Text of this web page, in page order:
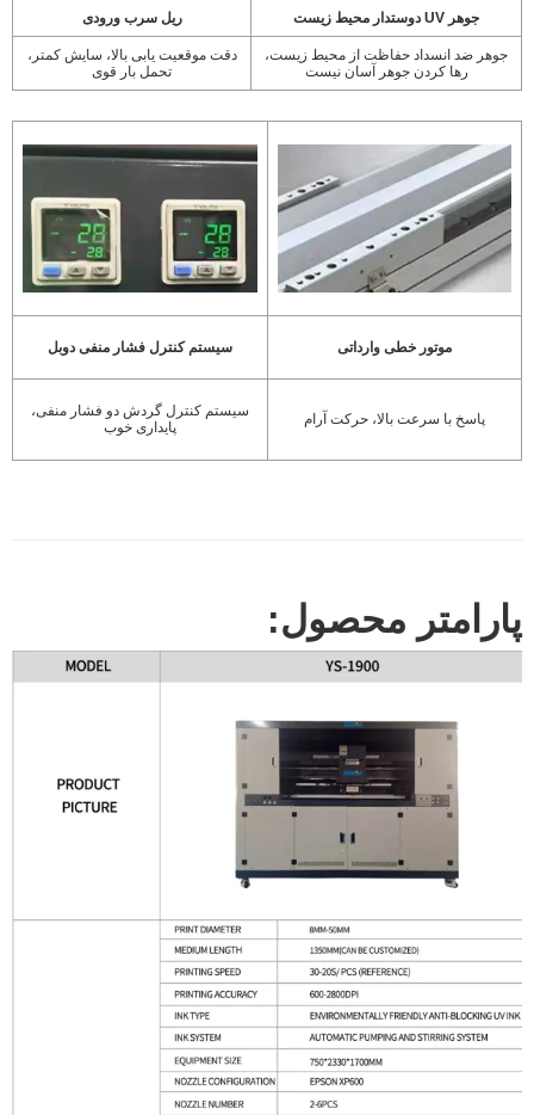
جوهر UV دوستدار محیط زیست ریل سرب ورودی
جوهر ضد انسداد حفاظت از محیط زیست،
رها کردن جوهر آسان نیست
دقت موقعیت یابی بالا، سایش کمتر،
تحمل بار قوی
موتور خطی وارداتی سیستم کنترل فشار منفی دوبل
پاسخ با سرعت بالا، حرکت آرام
سیستم کنترل گردش دو فشار منفی،
پایداری خوب
پارامتر محصول: